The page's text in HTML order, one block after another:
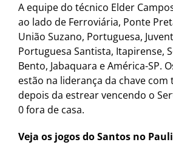
A equipe do técnico Elder
ao lado de Ferroviária, Ponte
União Suzano, Portuguesa,
Portuguesa Santista, Itapirense,
Bento, Jabaquara e América-SP.
estão na liderança da chave
depois da estrear vencendo o
0 fora de casa.
Veja os jogos do Santos no